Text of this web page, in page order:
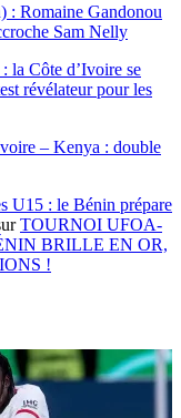
: Romaine Gandonou
Sam Nelly
la Côte d’Ivoire se
révélateur pour les
– Kenya : double
U15 : le Bénin prépare
TOURNOI UFOA-
BRILLE EN OR,
!